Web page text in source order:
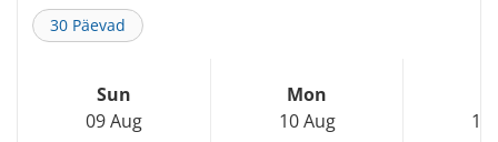
30 Päevad
Sun
09 Aug
Mon
10 Aug
11